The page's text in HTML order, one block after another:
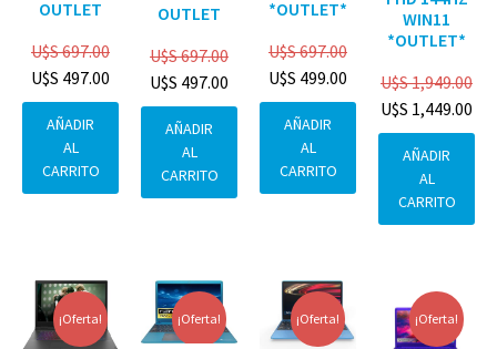
OUTLET
U$S697.00
U$S 497.00
AÑADIR
AL
CARRITO
OUTLET
U$S697.00
U$S 497.00
AÑADIR
AL
CARRITO
*OUTLET*
U$S697.00
U$S 499.00
AÑADIR
AL
CARRITO
WIN11
*OUTLET*
U$S1,949.00
U$S 1,449.00
AÑADIR
AL
CARRITO
¡Oferta! ¡Oferta! ¡Oferta! ¡Oferta!